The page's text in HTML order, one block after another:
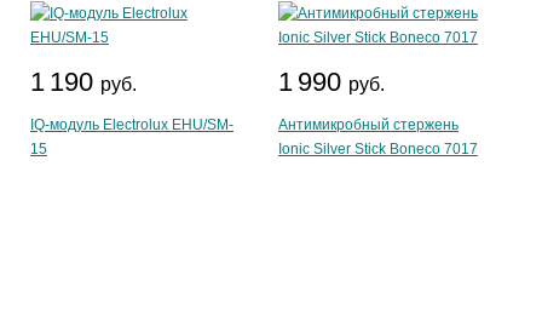
1 190 руб.
IQ-модуль Electrolux EHU/SM-
15
1 990 руб.
Антимикробный стержень
Ionic Silver Stick Boneco 7017